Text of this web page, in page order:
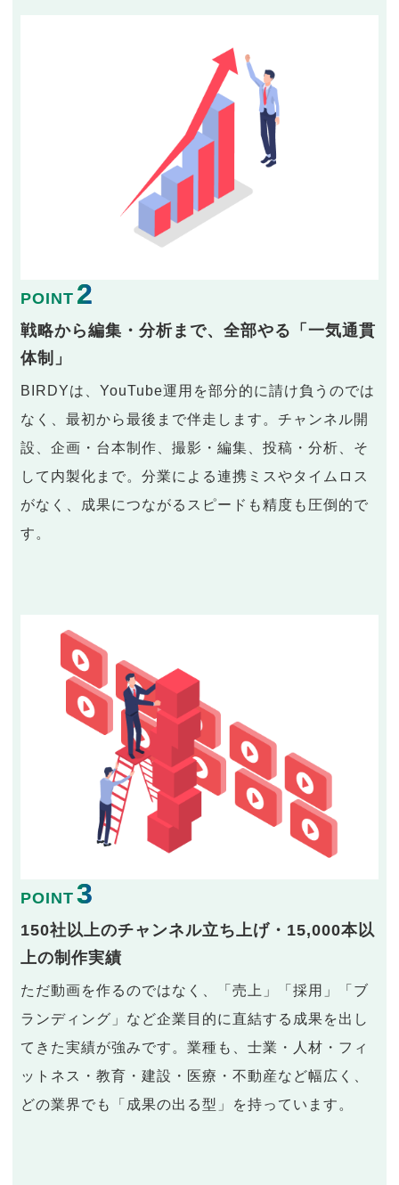
POINT 2
戦略から編集・分析まで、全部やる「一気通貫
体制」
BIRDYは、YouTube運用を部分的に請け負うのでは
なく、最初から最後まで伴走します。チャンネル開
設、企画・台本制作、撮影・編集、投稿・分析、そ
して内製化まで。分業による連携ミスやタイムロス
がなく、成果につながるスピードも精度も圧倒的で
す。
POINT 3
150社以上のチャンネル立ち上げ・15,000本以
上の制作実績
ただ動画を作るのではなく、「売上」「採用」「ブ
ランディング」など企業目的に直結する成果を出し
てきた実績が強みです。業種も、士業・人材・フィ
ットネス・教育・建設・医療・不動産など幅広く、
どの業界でも「成果の出る型」を持っています。